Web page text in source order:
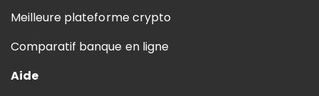
Meilleure plateforme crypto
Comparatif banque en ligne
Aide